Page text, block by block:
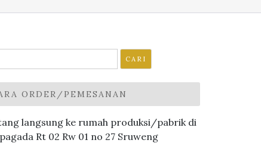
ORDER/PEMESANAN
langsung ke rumah produksi/pabrik di
Rt 02 Rw 01 no 27 Sruweng